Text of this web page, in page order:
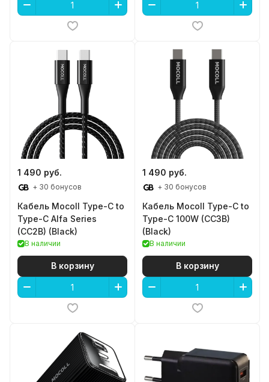
1 490 руб.
+ 30 бонусов
Кабель Mocoll Type-C to
Type-C Alfa Series
(CC2B) (Black)
В наличии
В корзину
1 490 руб.
+ 30 бонусов
Кабель Mocoll Type-C to
Type-C 100W (CC3B)
(Black)
В наличии
В корзину